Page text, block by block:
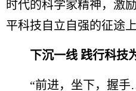
时代的科学家精神，激
平科技自立自强的征途
下沉一线 践行科技
“前进，坐下，握